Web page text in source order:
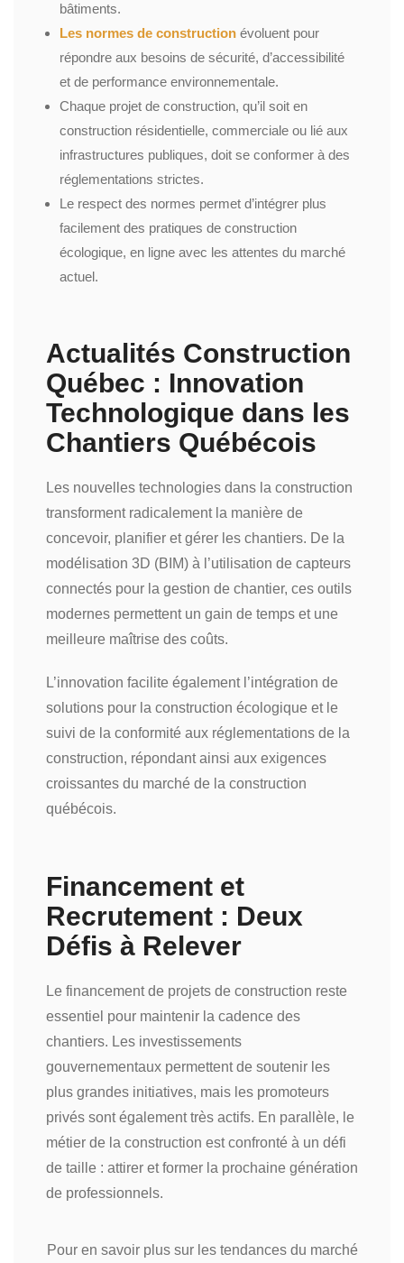
bâtiments.
Les normes de construction évoluent pour
répondre aux besoins de sécurité, d’accessibilité
et de performance environnementale.
Chaque projet de construction, qu’il soit en
construction résidentielle, commerciale ou lié aux
infrastructures publiques, doit se conformer à des
réglementations strictes.
Le respect des normes permet d’intégrer plus
facilement des pratiques de construction
écologique, en ligne avec les attentes du marché
actuel.
Actualités Construction
Québec : Innovation
Technologique dans les
Chantiers Québécois
Les nouvelles technologies dans la construction
transforment radicalement la manière de
concevoir, planifier et gérer les chantiers. De la
modélisation 3D (BIM) à l’utilisation de capteurs
connectés pour la gestion de chantier, ces outils
modernes permettent un gain de temps et une
meilleure maîtrise des coûts.
L’innovation facilite également l’intégration de
solutions pour la construction écologique et le
suivi de la conformité aux réglementations de la
construction, répondant ainsi aux exigences
croissantes du marché de la construction
québécois.
Financement et
Recrutement : Deux
Défis à Relever
Le financement de projets de construction reste
essentiel pour maintenir la cadence des
chantiers. Les investissements
gouvernementaux permettent de soutenir les
plus grandes initiatives, mais les promoteurs
privés sont également très actifs. En parallèle, le
métier de la construction est confronté à un défi
de taille : attirer et former la prochaine génération
de professionnels.
Pour en savoir plus sur les tendances du marché